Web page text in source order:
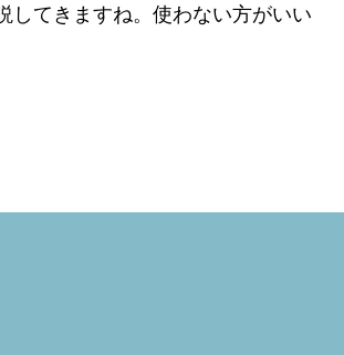
してきますね。使わない方がいい